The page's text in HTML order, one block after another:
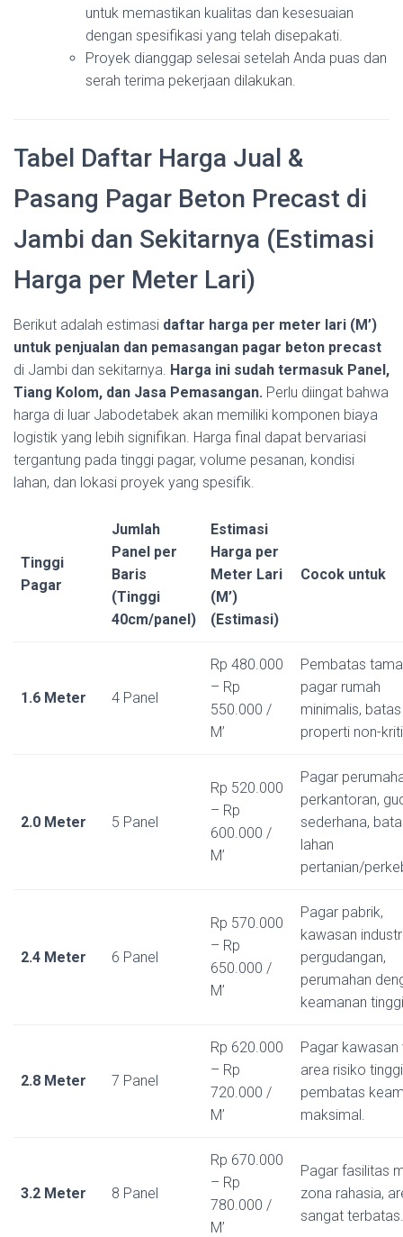
untuk memastikan kualitas dan kesesuaian
dengan spesifikasi yang telah disepakati.
Proyek dianggap selesai setelah Anda puas dan
serah terima pekerjaan dilakukan.
Tabel Daftar Harga Jual &
Pasang Pagar Beton Precast di
Jambi dan Sekitarnya (Estimasi
Harga per Meter Lari)
Berikut adalah estimasi daftar harga per meter lari (M’)
untuk penjualan dan pemasangan pagar beton precast
di Jambi dan sekitarnya. Harga ini sudah termasuk Panel,
Tiang Kolom, dan Jasa Pemasangan. Perlu diingat bahwa
harga di luar Jabodetabek akan memiliki komponen biaya
logistik yang lebih signifikan. Harga final dapat bervariasi
tergantung pada tinggi pagar, volume pesanan, kondisi
lahan, dan lokasi proyek yang spesifik.
Tinggi
Pagar
Jumlah
Panel per
Baris
(Tinggi
40cm/panel)
Estimasi
Harga per
Meter Lari
(M’)
(Estimasi)
Cocok untuk
1.6 Meter 4 Panel
Rp 480.000
– Rp
550.000 /
M’
Pembatas
pagar rumah
minimalis, batas
properti non-
2.0 Meter 5 Panel
Rp 520.000
– Rp
600.000 /
M’
Pagar
perkantoran,
sederhana,
lahan
pertanian/
2.4 Meter 6 Panel
Rp 570.000
– Rp
650.000 /
M’
Pagar pabrik,
kawasan
pergudangan,
perumahan
keamanan
2.8 Meter 7 Panel
Rp 620.000
– Rp
720.000 /
M’
Pagar kawasan
area risiko
pembatas
maksimal.
3.2 Meter 8 Panel
Rp 670.000
– Rp
780.000 /
M’
Pagar fasilitas
zona rahasia,
sangat terbatas.